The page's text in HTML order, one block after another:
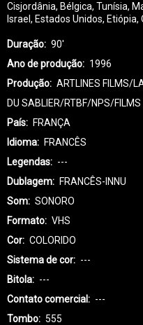
Cisjordânia, Bélgica, Tunísia,
Israel, Estados Unidos,
Duração
90'
Ano de produção
1996
Produção
ARTLINES FILMS/
DU SABLIER/RTBF/NPS/FILMS
País
FRANÇA
Idioma
FRANCÊS
Legendas
---
Dublagem
FRANCÊS-INNU
Som
SONORO
Formato
VHS
Cor
COLORIDO
Sistema de cor
---
Bitola
---
Contato comercial
---
Tombo
555